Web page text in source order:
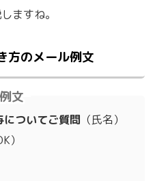
ますね。
方のメール例文
文
ついてご質問 （氏名）
）